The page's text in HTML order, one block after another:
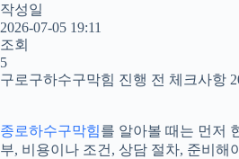
작성일
2026-07-05 19:11
조회
5
구로구하수구막힘 진행 전 체크사항
종로하수구막힘를 알아볼 때는 먼저
부, 비용이나 조건, 상담 절차, 준비해